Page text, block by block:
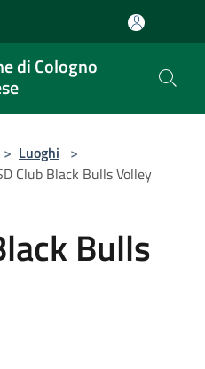
di Cologno
> Luoghi >
Club Black Bulls Volley
Bulls